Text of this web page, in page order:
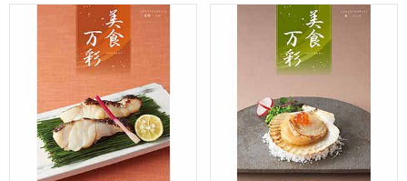
美食万彩 常磐(ときわ)【カタログギフト】【贈りものカタロ
美食万彩 鶯(うぐいす)【カ